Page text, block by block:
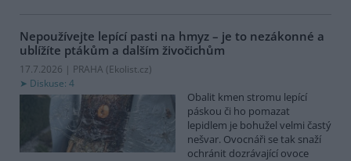
Nepoužívejte lepící pasti na hmyz – je to nezákonné a
ublížíte ptákům a dalším živočichům
17.7.2026 | PRAHA (Ekolist.cz)
Diskuse: 4
Obalit kmen stromu lepící
páskou či ho pomazat
lepidlem je bohužel velmi častý
nešvar. Ovocnáři se tak snaží
ochránit dozrávající ovoce